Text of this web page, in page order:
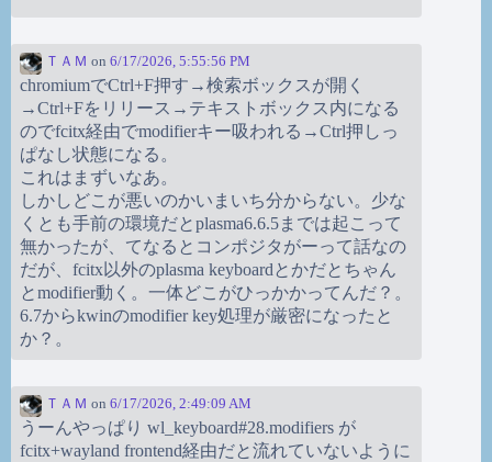
ＴＡＭ on 6/17/2026, 5:55:56 PM
chromiumでCtrl+F押す→検索ボックスが開く
→Ctrl+Fをリリース→テキストボックス内になる
のでfcitx経由でmodifierキー吸われる→Ctrl押しっ
ぱなし状態になる。
これはまずいなあ。
しかしどこが悪いのかいまいち分からない。少な
くとも手前の環境だとplasma6.6.5までは起こって
無かったが、てなるとコンポジタがーって話なの
だが、fcitx以外のplasma keyboardとかだとちゃん
とmodifier動く。一体どこがひっかかってんだ？。
6.7からkwinのmodifier key処理が厳密になったと
か？。
ＴＡＭ on 6/17/2026, 2:49:09 AM
うーんやっぱり wl_keyboard#28.modifiers が
fcitx+wayland frontend経由だと流れていないように